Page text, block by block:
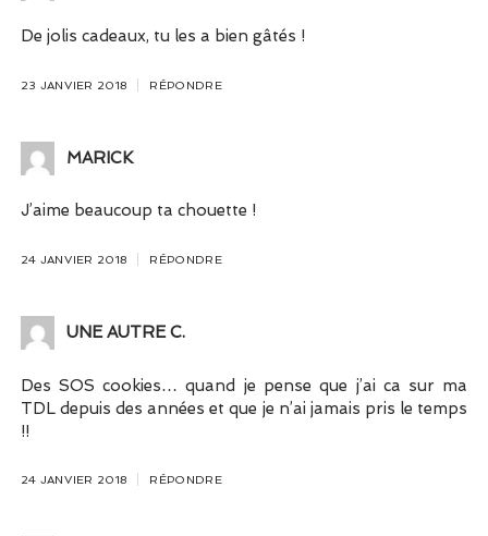
De jolis cadeaux, tu les a bien gâtés !
23 JANVIER 2018 RÉPONDRE
MARICK
J’aime beaucoup ta chouette !
24 JANVIER 2018 RÉPONDRE
UNE AUTRE C.
Des SOS cookies… quand je pense que j’ai ca sur ma
TDL depuis des années et que je n’ai jamais pris le temps
!!
24 JANVIER 2018 RÉPONDRE